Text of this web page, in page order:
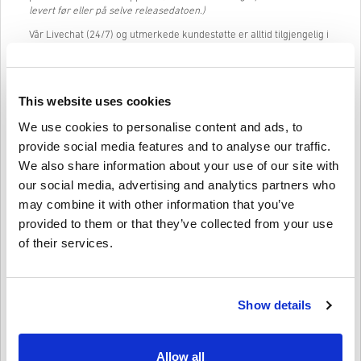
This website uses cookies
We use cookies to personalise content and ads, to
provide social media features and to analyse our traffic.
We also share information about your use of our site with
our social media, advertising and analytics partners who
may combine it with other information that you’ve
provided to them or that they’ve collected from your use
of their services.
Show details
Allow all
levert før eller på selve releasedatoen.)
Vår Livechat (24/7) og utmerkede kundestøtte er alltid tilgjengelig i
skjemaer eller spørsmål å fylle ut, og krever kun en e-postadresse
av AMAZON GIFT CARD 50 GBP UK fra livecards.net kjempeenkel og
rask.
Slik fungerer det på Livecards.net
Ny på Livecards.net? Å kjøpe digitale koder er raskt og enkelt:
Forhåndsbestillings-produkter vil bli levert før eller på
umiddelbart bli levert for sikkerhetssjekk.
Du kjøper et produkt som kun er digitalt.
4,6/5 10 Anmeldelser